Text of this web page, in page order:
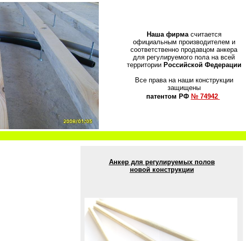
Наша фирмасчитается
официальным производителем и
соответственно продавцом анкера
для регулируемого пола на всей
территории Российской Федерации
Все права на наши конструкции
защищены
патентом РФ № 74942
Анкер для регулируемых полов
новой конструкции